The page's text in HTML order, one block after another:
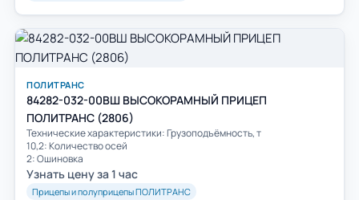
ПОЛИТРАНС
84282-032-00ВШ ВЫСОКОРАМНЫЙ ПРИЦЕП
ПОЛИТРАНС (2806)
Технические характеристики: Грузоподъёмность, т
10,2: Количество осей
2: Ошиновка
Узнать цену за 1 час
Прицепы и полуприцепы ПОЛИТРАНС